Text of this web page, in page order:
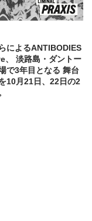
によるANTIBODIES
、 淡路島・ダントー
で3年目となる 舞台
10月21日、22日の2